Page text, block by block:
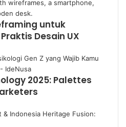
untuk
Desain UX
2025: Palettes